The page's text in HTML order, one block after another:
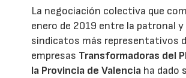
La negociación colectiva que
enero de 2019 entre la patronal y
sindicatos más representativos
empresas Transformadoras del
la Provincia de Valencia ha dado